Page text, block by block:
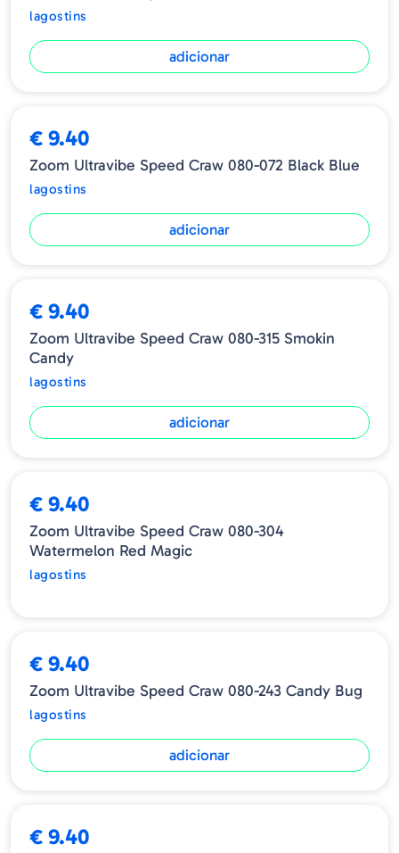
lagostins
adicionar
€ 9.40
Zoom Ultravibe Speed Craw 080-072 Black Blue
lagostins
adicionar
€ 9.40
Zoom Ultravibe Speed Craw 080-315 Smokin
Candy
lagostins
adicionar
€ 9.40
Zoom Ultravibe Speed Craw 080-304
Watermelon Red Magic
lagostins
€ 9.40
Zoom Ultravibe Speed Craw 080-243 Candy Bug
lagostins
adicionar
€ 9.40